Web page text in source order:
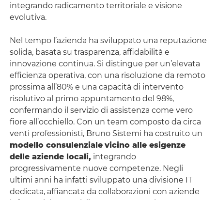
integrando radicamento territoriale e visione
evolutiva.
Nel tempo l’azienda ha sviluppato una reputazione
solida, basata su trasparenza, affidabilità e
innovazione continua. Si distingue per un’elevata
efficienza operativa, con una risoluzione da remoto
prossima all’80% e una capacità di intervento
risolutivo al primo appuntamento del 98%,
confermando il servizio di assistenza come vero
fiore all’occhiello. Con un team composto da circa
venti professionisti, Bruno Sistemi ha costruito un
modello consulenziale vicino alle esigenze
delle aziende locali, integrando
progressivamente nuove competenze. Negli
ultimi anni ha infatti sviluppato una divisione IT
dedicata, affiancata da collaborazioni con aziende